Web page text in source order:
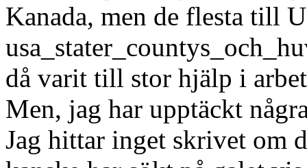
Kanada, men de flesta till
då varit till stor hjälp i
Men, jag har upptäckt
Jag hittar inget skrivet om